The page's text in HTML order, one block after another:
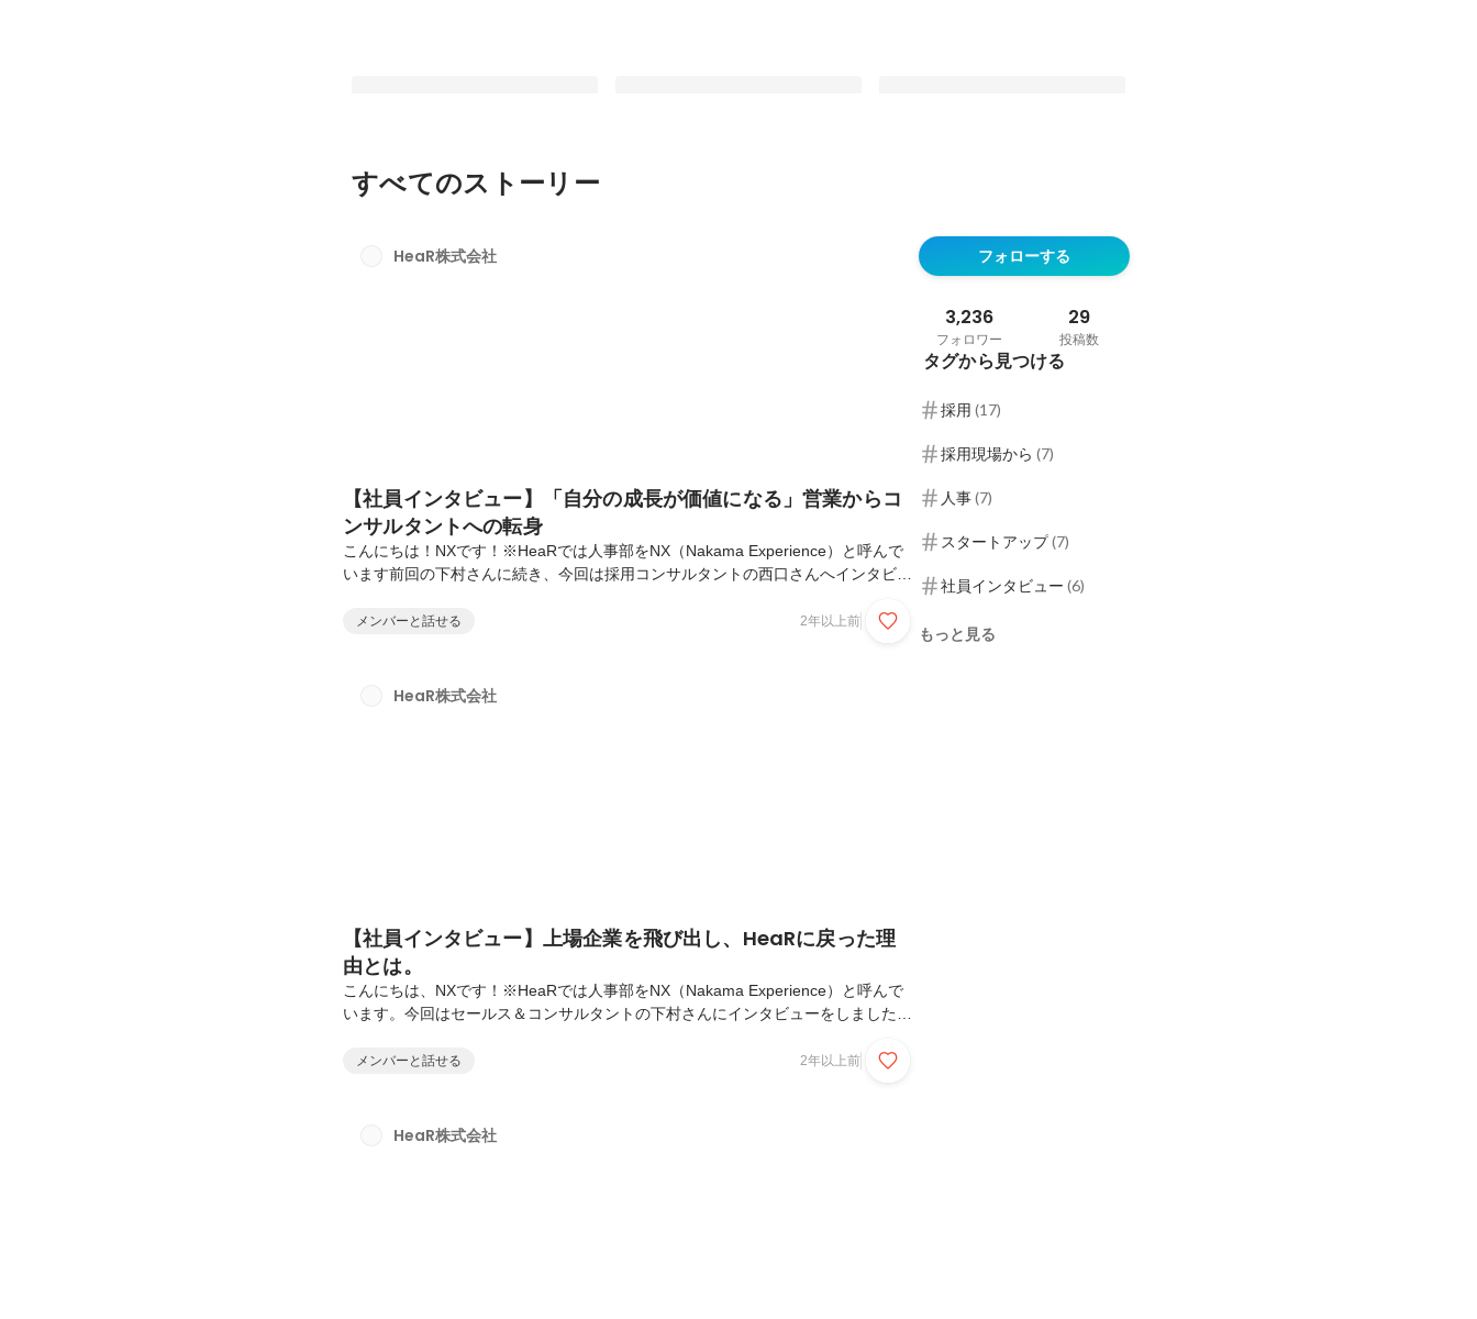
ントへの転身
最新順で表示 最新順で表示
すべてのストーリー
HeaR株式会社
【社員インタビュー】「自分の成長が価値になる」営業からコ
ンサルタントへの転身
こんにちは！NXです！※HeaRでは人事部をNX（Nakama Experience）と呼んで
います前回の下村さんに続き、今回は採用コンサルタントの西口さんへインタビュ
なぜコンサルタントに転身したのか。コンサルタントを志した理由と、働くリアル
ジメントも経験。現在はHeaRにて採用コンサルティング業務に従事。「楽しく働
メンバーと話せる 2年以上前
HeaR株式会社
【社員インタビュー】上場企業を飛び出し、HeaRに戻った理
由とは。
こんにちは、NXです！※HeaRでは人事部をNX（Nakama Experience）と呼んで
います。今回はセールス＆コンサルタントの下村さんにインタビューをしました。
した下村さん。彼はなぜ新卒でHeaRを選ばなかったのか、そしてなぜ戻ってきた
村 龍輝（しもむら りゅうき） ※通称：だそんくん慶応義塾大学在学中に新入生
メンバーと話せる 2年以上前
HeaR株式会社
フォローする
3,236
フォロワー
29
投稿数
タグから見つける
採用 (17)
採用現場から (7)
人事(7)
スタートアップ(7)
社員インタビュー (6)
もっと見る